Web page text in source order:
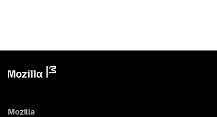
Mozilla